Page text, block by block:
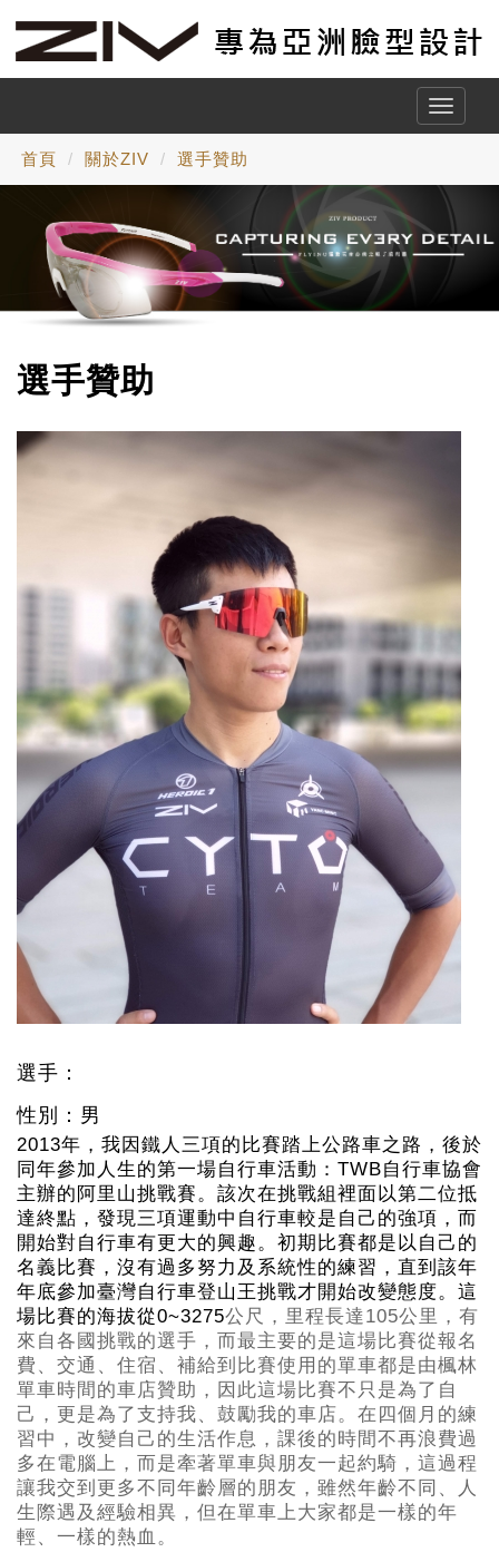
Toggle
首頁 關於ZIV 選手贊助
選手贊助
選手：
性別：男
2013年，我因鐵人三項的比賽踏上公路車之路，後於
同年參加人生的第一場自行車活動：TWB自行車協會
主辦的阿里山挑戰賽。該次在挑戰組裡面以第二位抵
達終點，發現三項運動中自行車較是自己的強項，而
開始對自行車有更大的興趣。初期比賽都是以自己的
名義比賽，沒有過多努力及系統性的練習，直到該年
年底參加臺灣自行車登山王挑戰才開始改變態度。這
場比賽的海拔從0~3275公尺，里程長達105公里，有
來自各國挑戰的選手，而最主要的是這場比賽從報名
費、交通、住宿、補給到比賽使用的單車都是由楓林
單車時間的車店贊助，因此這場比賽不只是為了自
己，更是為了支持我、鼓勵我的車店。在四個月的練
習中，改變自己的生活作息，課後的時間不再浪費過
多在電腦上，而是牽著單車與朋友一起約騎，這過程
讓我交到更多不同年齡層的朋友，雖然年齡不同、人
生際遇及經驗相異，但在單車上大家都是一樣的年
輕、一樣的熱血。